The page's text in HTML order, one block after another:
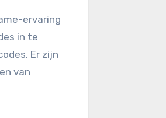
in te
Er zijn
van